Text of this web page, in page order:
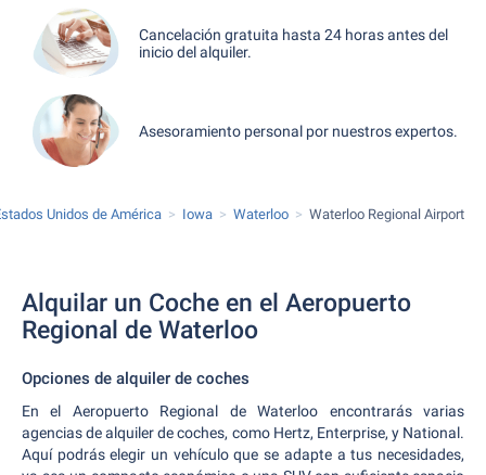
Cancelación gratuita hasta 24 horas antes del
inicio del alquiler.
Asesoramiento personal por nuestros expertos.
Unidos de América Iowa Waterloo Waterloo Regional Airport
Alquilar un Coche en el Aeropuerto
Regional de Waterloo
Opciones de alquiler de coches
En el Aeropuerto Regional de Waterloo encontrarás varias
agencias de alquiler de coches, como Hertz, Enterprise, y National.
Aquí podrás elegir un vehículo que se adapte a tus necesidades,